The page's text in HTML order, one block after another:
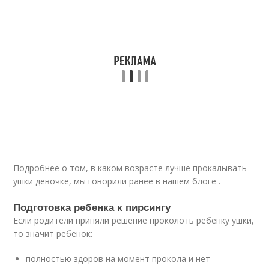
Подробнее о том, в каком возрасте лучше прокалывать
ушки девочке, мы говорили ранее в нашем блоге .
Подготовка ребенка к пирсингу
Если родители приняли решение проколоть ребенку ушки,
то значит ребенок:
полностью здоров на момент прокола и нет